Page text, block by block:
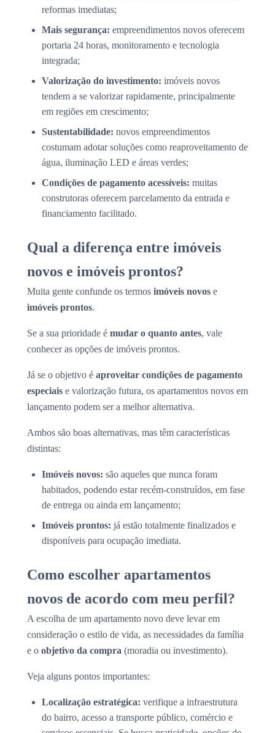
reformas imediatas;
Mais segurança: empreendimentos novos oferecem
portaria 24 horas, monitoramento e tecnologia
integrada;
Valorização do investimento: imóveis novos
tendem a se valorizar rapidamente, principalmente
em regiões em crescimento;
Sustentabilidade: novos empreendimentos
costumam adotar soluções como reaproveitamento de
água, iluminação LED e áreas verdes;
Condições de pagamento acessíveis: muitas
construtoras oferecem parcelamento da entrada e
financiamento facilitado.
Qual a diferença entre imóveis
novos e imóveis prontos?
Muita gente confunde os termos imóveis novos e
imóveis prontos.
Se a sua prioridade é mudar o quanto antes, vale
conhecer as opções de imóveis prontos.
Já se o objetivo é aproveitar condições de pagamento
especiais e valorização futura, os apartamentos novos em
lançamento podem ser a melhor alternativa.
Ambos são boas alternativas, mas têm características
distintas:
Imóveis novos: são aqueles que nunca foram
habitados, podendo estar recém-construídos, em fase
de entrega ou ainda em lançamento;
Imóveis prontos: já estão totalmente finalizados e
disponíveis para ocupação imediata.
Como escolher apartamentos
novos de acordo com meu perfil?
A escolha de um apartamento novo deve levar em
consideração o estilo de vida, as necessidades da família
e o objetivo da compra (moradia ou investimento).
Veja alguns pontos importantes:
Localização estratégica: verifique a infraestrutura
do bairro, acesso a transporte público, comércio e